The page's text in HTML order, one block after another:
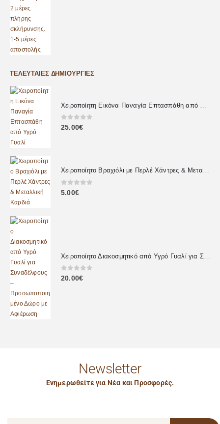
ΤΕΛΕΥΤΑΊΕΣ ΔΗΜΙΟΥΡΓΊΕΣ
0out of 5
25.00€
Χειροποίητο Βραχιόλι με Περλέ Χάντρες & Μεταλλική Καρδιά
0 out of 5
5.00€
0out of 5
20.00€
Newsletter
Ενημερωθείτε για Νέα και Προσφορές.